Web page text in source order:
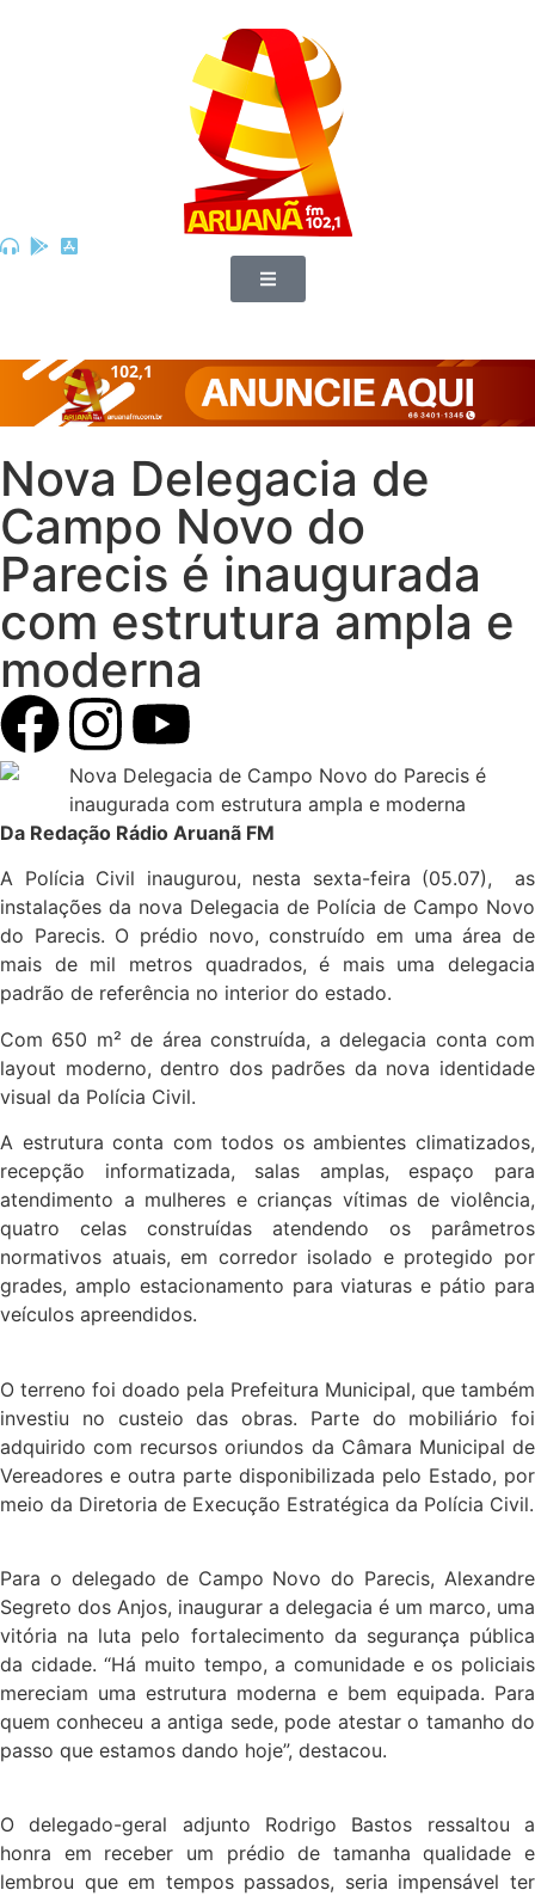
Nova Delegacia de
Campo Novo do
Parecis é inaugurada
com estrutura ampla e
moderna
Da Redação Rádio Aruanã FM
A Polícia Civil inaugurou, nesta sexta-feira (05.07), as
instalações da nova Delegacia de Polícia de Campo Novo
do Parecis. O prédio novo, construído em uma área de
mais de mil metros quadrados, é mais uma delegacia
padrão de referência no interior do estado.
Com 650 m² de área construída, a delegacia conta com
layout moderno, dentro dos padrões da nova identidade
visual da Polícia Civil.
A estrutura conta com todos os ambientes climatizados,
recepção informatizada, salas amplas, espaço para
atendimento a mulheres e crianças vítimas de violência,
quatro celas construídas atendendo os parâmetros
normativos atuais, em corredor isolado e protegido por
grades, amplo estacionamento para viaturas e pátio para
veículos apreendidos.
O terreno foi doado pela Prefeitura Municipal, que também
investiu no custeio das obras. Parte do mobiliário foi
adquirido com recursos oriundos da Câmara Municipal de
Vereadores e outra parte disponibilizada pelo Estado, por
meio da Diretoria de Execução Estratégica da Polícia Civil.
Para o delegado de Campo Novo do Parecis, Alexandre
Segreto dos Anjos, inaugurar a delegacia é um marco, uma
vitória na luta pelo fortalecimento da segurança pública
da cidade. “Há muito tempo, a comunidade e os policiais
mereciam uma estrutura moderna e bem equipada. Para
quem conheceu a antiga sede, pode atestar o tamanho do
passo que estamos dando hoje”, destacou.
O delegado-geral adjunto Rodrigo Bastos ressaltou a
honra em receber um prédio de tamanha qualidade e
lembrou que em tempos passados, seria impensável ter